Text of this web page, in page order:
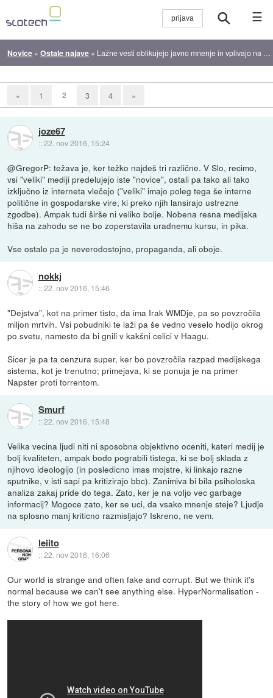
☰
Novice »Ostale najave » Lažne vesti oblikujejo javno mnenje in vplivajo na volitve
« 1 2 3 4 »
joze67
::22. nov 2016, 15:24
@GregorP: težava je, ker težko najdeš tri različne. V Slo, recimo,
vsi "veliki" mediji predelujejo iste "novice", ostali pa tako ali tako
izključno iz interneta vlečejo ("veliki" imajo poleg tega še interne
politične in gospodarske vire, ki preko njih lansirajo ustrezne
zgodbe). Ampak tudi širše ni veliko bolje. Nobena resna medijska
hiša na zahodu se ne bo zoperstavila uradnemu kursu, in pika.
Vse ostalo pa je neverodostojno, propaganda, ali oboje.
nokkj
::22. nov 2016, 15:46
"Dejstva", kot na primer tisto, da ima Irak WMDje, pa so povzročila
miljon mrtvih. Vsi pobudniki te laži pa še vedno veselo hodijo okrog
po svetu, namesto da bi gnili v kakšni celici v Haagu.
Sicer je pa ta cenzura super, ker bo povzročila razpad medijskega
sistema, kot je trenutno; primejava, ki se ponuja je na primer
Napster proti torrentom.
Smurf
::22. nov 2016, 15:48
Velika vecina ljudi niti ni sposobna objektivno oceniti, kateri medij je
bolj kvaliteten, ampak bodo pograbili tistega, ki se bolj sklada z
njihovo ideologijo (in posledicno imas mojstre, ki linkajo razne
sputnike, v isti sapi pa kritizirajo bbc). Zanimiva bi bila psiholoska
analiza zakaj pride do tega. Zato, ker je na voljo vec garbage
informacij? Mogoce zato, ker se uci, da vsako mnenje steje? Ljudje
na splosno manj kriticno razmisljajo? Iskreno, ne vem.
leiito
::22. nov 2016, 16:06
Our world is strange and often fake and corrupt. But we think it's
normal because we can't see anything else. HyperNormalisation -
the story of how we got here.